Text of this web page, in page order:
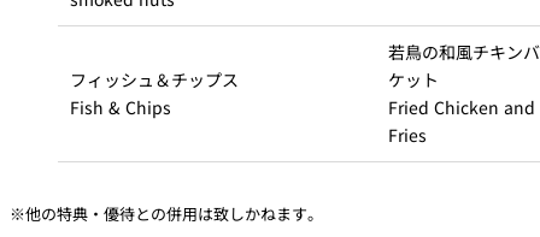
フィッシュ＆チップス
Fish & Chips
若鳥の和風チキン
ケット
Fried Chicken and
Fries
※他の特典・優待との併用は致しかねます。